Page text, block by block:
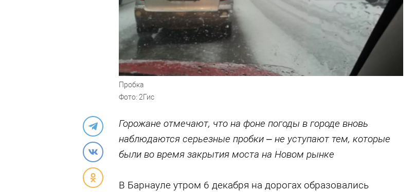
Пробка
Фото: 2Гис
Горожане отмечают, что на фоне погоды в городе вновь
наблюдаются серьезные пробки – не уступают тем, которые
были во время закрытия моста на Новом рынке
В Барнауле утром 6 декабря на дорогах образовались